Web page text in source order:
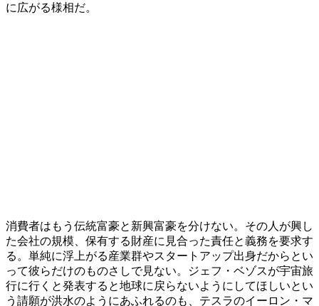
に広がる様相だ。
消費者はもう伝統富豪と新興富豪を分けない。その人が興し
た会社の規模、保有する財産に見合った責任と義務を要求す
る。単純に浮上がる産業群やスタートアップ出身だからとい
って彼らだけのものさしで見ない。ジェフ・ベゾスが宇宙旅
行に行くと発表すると地球に戻らないようにしてほしいとい
う請願が洪水のようにあふれるのも、テスラのイーロン・マ